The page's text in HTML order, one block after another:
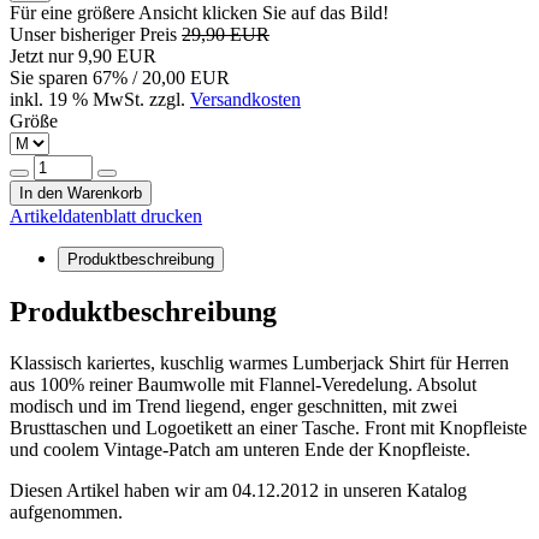
Für eine größere Ansicht klicken Sie auf das Bild!
Unser bisheriger Preis 29,90 EUR
Jetzt nur9,90 EUR
Sie sparen 67% / 20,00 EUR
inkl. 19 % MwSt. zzgl. Versandkosten
Größe
In den Warenkorb
Artikeldatenblatt drucken
Produktbeschreibung
Produktbeschreibung
Klassisch kariertes, kuschlig warmes Lumberjack Shirt für Herren
aus 100% reiner Baumwolle mit Flannel-Veredelung. Absolut
modisch und im Trend liegend, enger geschnitten, mit zwei
Brusttaschen und Logoetikett an einer Tasche. Front mit Knopfleiste
und coolem Vintage-Patch am unteren Ende der Knopfleiste.
Diesen Artikel haben wir am 04.12.2012 in unseren Katalog
aufgenommen.